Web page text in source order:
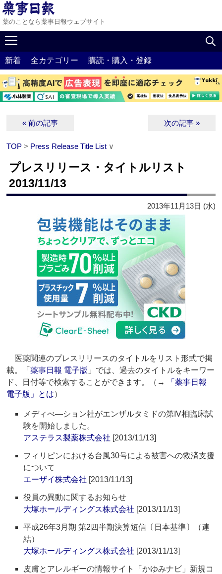
薬のことなら薬事日報ウェブサイト
新着 全カテゴリー 購読・購入・登録
« 前の記事 次の記事 »
TOP > Press Release Title List ∨
プレスリリース・タイトルリスト
2013/11/13
2013年11月13日 (水)
医薬関連のプレスリリースのタイトルをリスト形式で掲
載。「薬事日報 電子版 」では、過去のタイトルをキーワー
ド、日付等で検索することができます。（→
「薬事日報
電子版」とは）
メディべ―ション社がエンザルタミドの第Ⅳ相臨床試
験を開始しました。
アステラス製薬株式会社 [2013/11/13]
フィリピンにおける台風30号による被害への救済支援
について
エーザイ株式会社 [2013/11/13]
役員の異動に関するお知らせ
大塚ホールディングス株式会社 [2013/11/13]
平成26年3月期 第2四半期決算短信〔日本基準〕（連
結）
大塚ホールディングス株式会社 [2013/11/13]
皮膚とアレルギーの情報サイト「かゆみナビ」新規コ